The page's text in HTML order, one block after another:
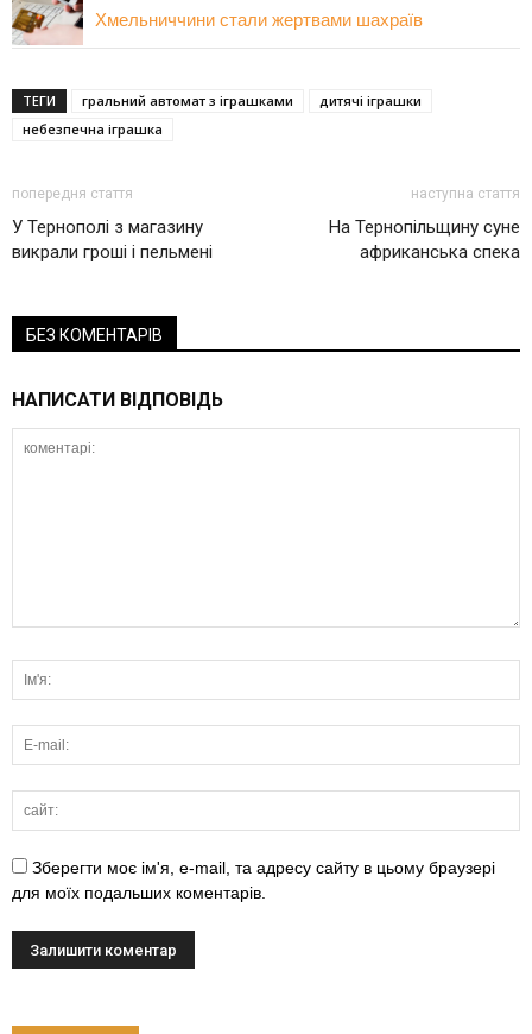
Хмельниччини стали жертвами шахраїв
ТЕГИ гральний автомат з іграшками
дитячі іграшки
небезпечна іграшка
попередня стаття
У Тернополі з магазину
викрали гроші і пельмені
наступна стаття
На Тернопільщину суне
африканська спека
БЕЗ КОМЕНТАРІВ
НАПИСАТИ ВІДПОВІДЬ
Зберегти моє ім'я, e-mail, та адресу сайту в цьому браузері
для моїх подальших коментарів.